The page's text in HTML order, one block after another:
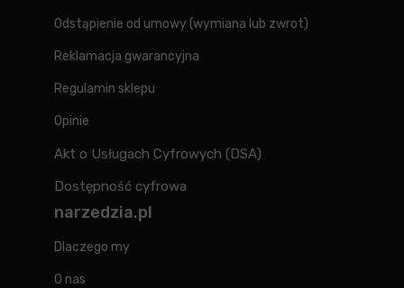
Odstąpienie od umowy (wymiana lub zwrot)
Reklamacja gwarancyjna
Regulamin sklepu
Opinie
Akt o Usługach Cyfrowych (DSA)
Dostępność cyfrowa
narzedzia.pl
Dlaczego my
O nas